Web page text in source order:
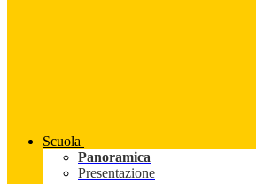
Scuola
Panoramica
Presentazione